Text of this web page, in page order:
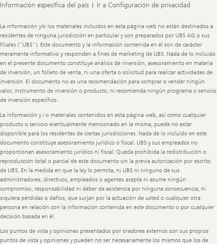
Información específica del país
Ir a Configuración de privacidad
Legal
Information
La información y/o los materiales incluidos en esta página web no están destinados a
residentes de ninguna jurisdicción en particular y son preparados por UBS AG o sus
filiales ("UBS"). Este documento y la información contenida en él son de carácter
meramente informativo y responden a fines de marketing de UBS. Nada de lo incluido
en el presente documento constituye análisis de inversión, asesoramiento en materia
de inversión, un folleto de venta, ni una oferta o solicitud para realizar actividades de
inversión. El documento no es una recomendación para comprar o vender ningún
valor, instrumento de inversión o producto, ni recomienda ningún programa o servicio
de inversión específico.
La información y / o materiales contenidos en esta página web, así como cualquier
producto o servicio eventualmente mencionado en la misma, puede no estar
disponible para los residentes de ciertas jurisdicciones. Nada de lo incluido en este
documento constituye asesoramiento jurídico o fiscal. UBS y sus empleados no
proporcionan asesoramiento jurídico ni fiscal. Queda prohibida la redistribución o
reproducción total o parcial de este documento sin la previa autorización por escrito
de UBS. En la medida en que la ley lo permita, ni UBS ni ninguno de sus
administradores, directivos, empleados o agentes acepta ni asume ningún
compromiso, responsabilidad ni deber de asistencia por ninguna consecuencia, ni
siquiera pérdidas o daños, que surjan por la actuación de usted o cualquier otra
persona en relación con la información contenida en este documento o por cualquier
decisión basada en él.
Los puntos de vista y opiniones presentados por oradores externos son sus propios
puntos de vista y opiniones y pueden no ser necesariamente los mismos que los de